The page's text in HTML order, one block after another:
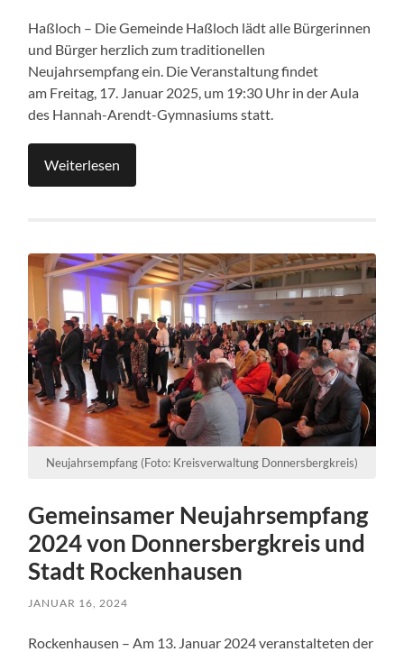
Haßloch – Die Gemeinde Haßloch lädt alle Bürgerinnen
und Bürger herzlich zum traditionellen
Neujahrsempfang ein. Die Veranstaltung findet
am Freitag, 17. Januar 2025, um 19:30 Uhr in der Aula
des Hannah-Arendt-Gymnasiums statt.
Weiterlesen
Neujahrsempfang (Foto: Kreisverwaltung Donnersbergkreis)
Gemeinsamer Neujahrsempfang
2024 von Donnersbergkreis und
Stadt Rockenhausen
JANUAR 16, 2024
Rockenhausen – Am 13. Januar 2024 veranstalteten der